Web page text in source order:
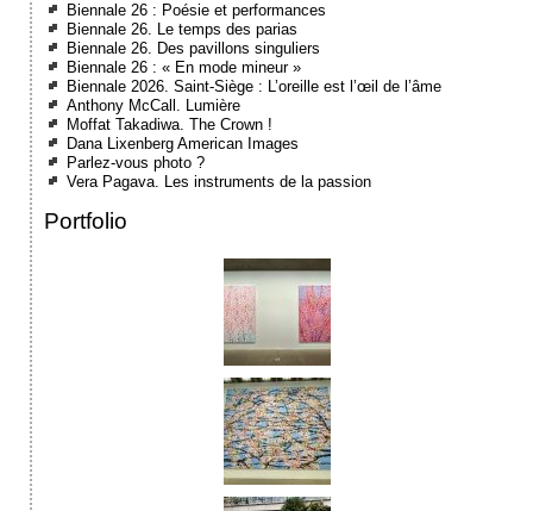
Biennale 26 : Poésie et performances
Biennale 26. Le temps des parias
Biennale 26. Des pavillons singuliers
Biennale 26 : « En mode mineur »
Biennale 2026. Saint-Siège : L’oreille est l’œil de l’âme
Anthony McCall. Lumière
Moffat Takadiwa. The Crown !
Dana Lixenberg American Images
Parlez-vous photo ?
Vera Pagava. Les instruments de la passion
Portfolio